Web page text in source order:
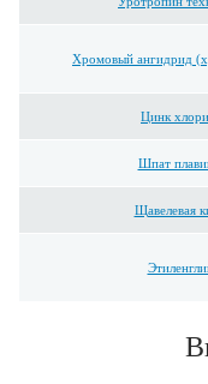
Хромовый ангидрид
Цинк
Шпат
Щавелевая